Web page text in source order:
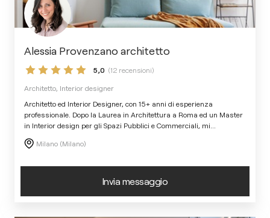
Alessia Provenzano architetto
5,0 (12 recensioni)
Architetto, Interior designer
Architetto ed Interior Designer, con 15+ anni di esperienza
professionale. Dopo la Laurea in Architettura a Roma ed un Master
in Interior design per gli Spazi Pubblici e Commerciali, mi
Milano (Milano)
Invia messaggio